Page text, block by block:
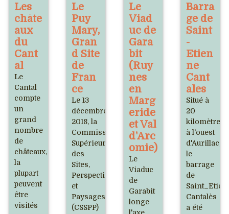
Les
châte
aux
du
Cant
al
Le
Cantal
compte
un
grand
nombre
de
châteaux,
la
plupart
peuvent
être
visités
Le
Puy
Mary,
Gran
d Site
de
Fran
ce
Le 13
décembre
2018, la
Commission
Supérieure
des
Sites,
Perspectives
et
Paysages
(CSSPP)
Le
Viad
uc de
Gara
bit
(Ruy
nes
en
Marg
eride
et Val
d'Arc
omie)
Le
Viaduc
de
Garabit
longe
Barra
ge de
Saint
-
Etien
ne
Cant
ales
Situé à
20
kilomètres
à l'ouest
d'Aurillac,
le
barrage
de
Cantalès
a été